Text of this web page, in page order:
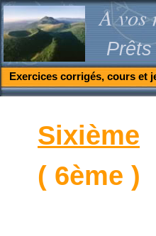
A vos
Exercices corrigés, cours et
Sixième
( 6ème )